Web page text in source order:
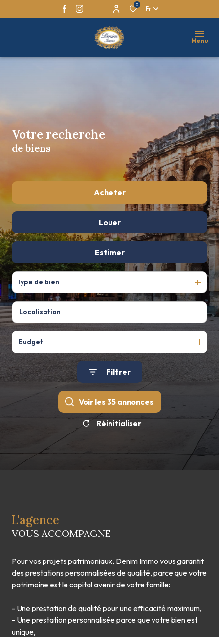
0
Fr
Menu
Votre recherche
de biens
Acheter
De l'immo pro
Louer
Estimer
Type de bien
Budget
Filtrer
Voir les 35annonces
Réinitialiser
L'agence
VOUS ACCOMPAGNE
Pour vos projets patrimoniaux, Denim Immo vous garantit
des prestations personnalisées de qualité, parce que votre
patrimoine est le capital avenir de votre famille:
- Une prestation de qualité pour une efficacité maximum,
- Une prestation personnalisée parce que votre bien est
unique,